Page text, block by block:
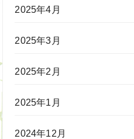
2025年4月
2025年3月
2025年2月
2025年1月
2024年12月